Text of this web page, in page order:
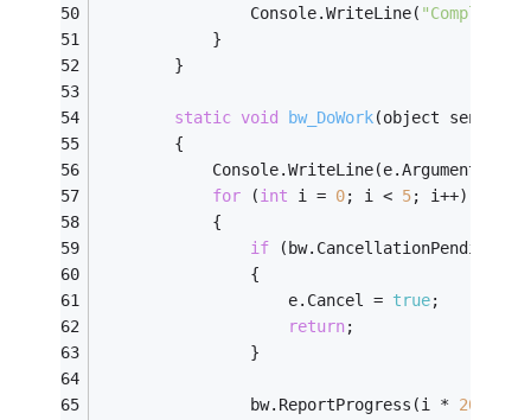
                Console.WriteLine(
"Complete
            }
        }
static void bw_DoWork(object sender,
        {
for (int i = 0; i < 5; i++)
            {
if (bw.CancellationPending)
                {
                    e.Cancel =
true;
return;
                }
                bw.ReportProgress(i *
20